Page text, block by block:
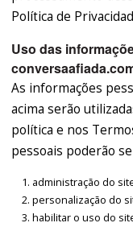
Política de
Uso das
As informações
acima serão
política e nos
pessoais poderão
administração do
personalização do
habilitar o uso do